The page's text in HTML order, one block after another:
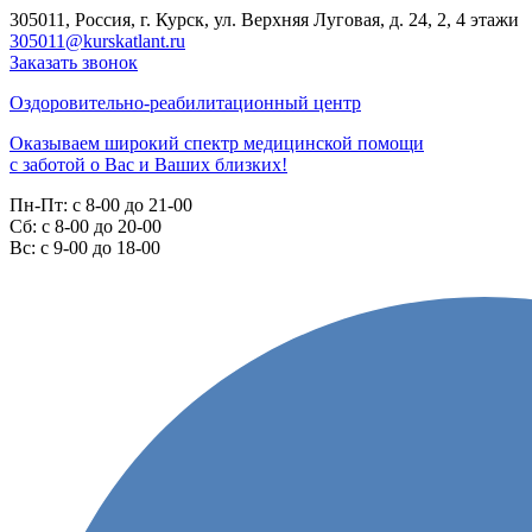
305011, Россия, г. Курск, ул. Верхняя Луговая, д. 24, 2, 4 этажи
305011@kurskatlant.ru
Заказать звонок
Оздоровительно-реабилитационный центр
Оказываем широкий спектр медицинской помощи
с заботой о Вас и Ваших близких!
Пн-Пт: с 8-00 до 21-00
Cб: с 8-00 до 20-00
Вс: с 9-00 до 18-00